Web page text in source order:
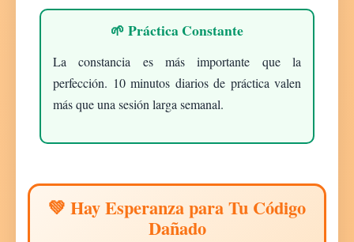
🌱 Práctica Constante
La constancia es más importante que la
perfección. 10 minutos diarios de práctica valen
más que una sesión larga semanal.
💚 Hay Esperanza para Tu Código
Dañado